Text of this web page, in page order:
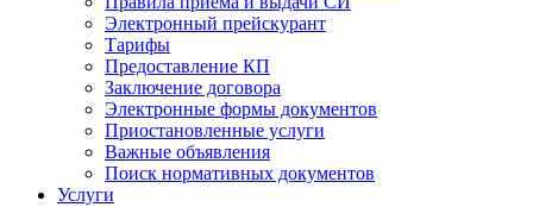
Электронный прейскурант
Тарифы
Предоставление КП
Заключение договора
Электронные формы документов
Приостановленные услуги
Важные объявления
Поиск нормативных документов
Услуги